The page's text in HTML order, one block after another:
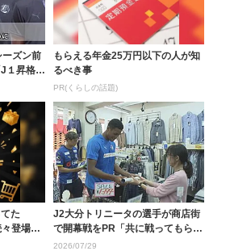
ズン前
１昇格に
もらえる年金25万円以下の人が知
るべき事
PR(くらしの話題)
た
登場！
J2大分トリニータの選手が商店街
で開幕戦をPR「共に戦ってもらえ
るとうれしい」
2026/07/29